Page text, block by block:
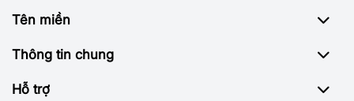
Tên miền
Thông tin chung
Hỗ trợ